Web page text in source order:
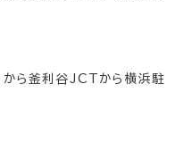
から釜利谷JCTから横浜駐